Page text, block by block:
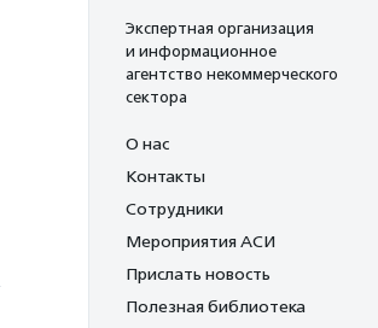
Экспертная организация
и информационное
агентство некоммерческого
сектора
О нас
Контакты
Сотрудники
Мероприятия АСИ
Прислать новость
Полезная библиотека